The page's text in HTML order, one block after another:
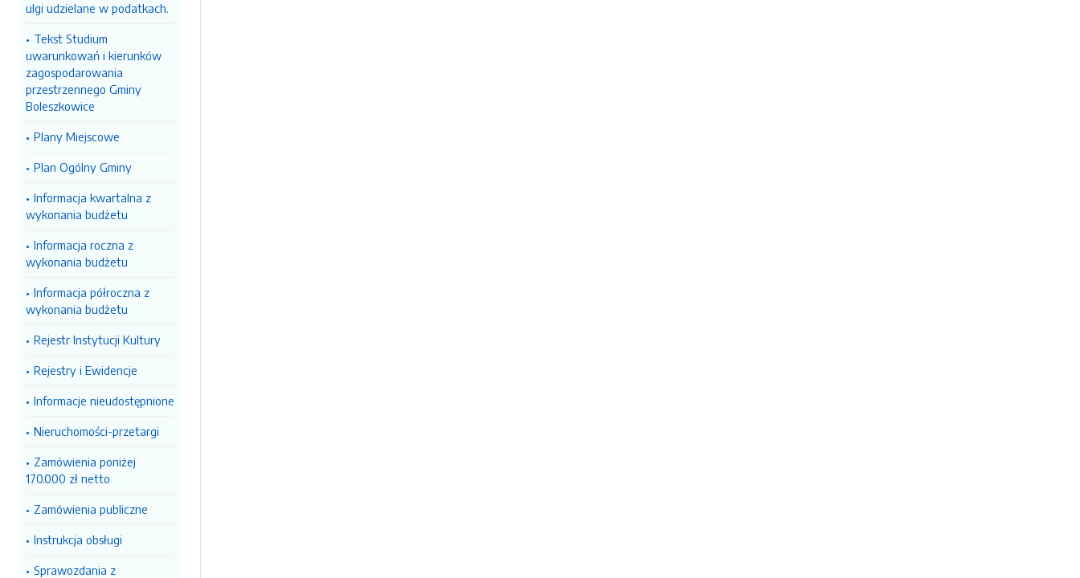
ulgi udzielane w podatkach.
Tekst Studium
uwarunkowań i kierunków
zagospodarowania
przestrzennego Gminy
Boleszkowice
Plany Miejscowe
Plan Ogólny Gminy
Informacja kwartalna z
wykonania budżetu
Informacja roczna z
wykonania budżetu
Informacja półroczna z
wykonania budżetu
Rejestr Instytucji Kultury
Rejestry i Ewidencje
Informacje nieudostępnione
Nieruchomości-przetargi
Zamówienia poniżej
170.000 zł netto
Zamówienia publiczne
Instrukcja obsługi
Sprawozdania z